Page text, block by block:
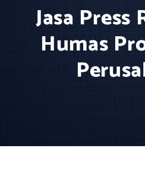
Jasa Press
Humas